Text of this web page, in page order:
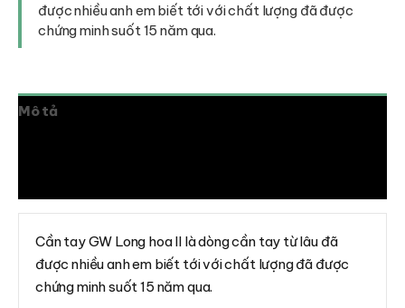
được nhiều anh em biết tới với chất lượng đã được
chứng minh suốt 15 năm qua.
Mô tả
Cần tay GW Long hoa II là dòng cần tay từ lâu đã
được nhiều anh em biết tới với chất lượng đã được
chứng minh suốt 15 năm qua.